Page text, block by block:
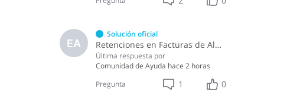
EA
Solución oficial
Retenciones en Facturas de Almuerzo
Última respuesta por
Comunidad de Ayuda hace 2 horas
Pregunta
1 0